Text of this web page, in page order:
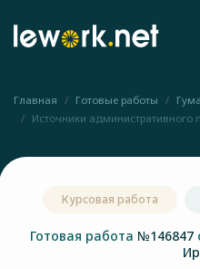
Главная Готовые работы
Источники административного
Курсовая работа
Готовая работа №146847